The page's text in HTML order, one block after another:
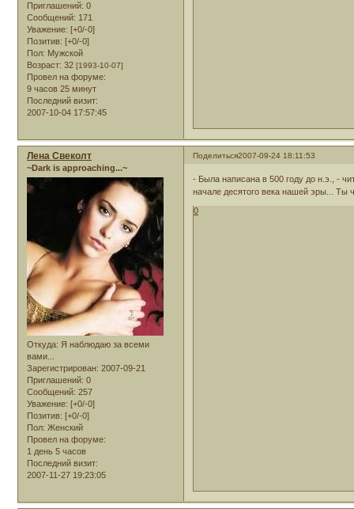
Приглашений: 0
Сообщений: 171
Уважение: [+0/-0]
Позитив: [+0/-0]
Пол: Мужской
Возраст: 32 [1993-10-07]
Провел на форуме:
9 часов 25 минут
Последний визит:
2007-10-04 17:57:45
Поделиться2007-09-24 18:11:53
Лена Свеколт
~Dark is approaching...~
Откуда: Я наблюдаю за всеми
вами...
Зарегистрирован: 2007-09-21
Приглашений: 0
Сообщений: 257
Уважение: [+0/-0]
Позитив: [+0/-0]
Пол: Женский
Провел на форуме:
1 день 5 часов
Последний визит:
2007-11-27 19:23:05
- Была написана в 500 году до н.э., -
начале десятого века нашей эры... Ты
0